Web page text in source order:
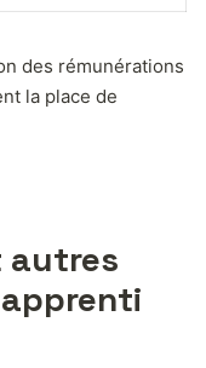
des rémunérations
la place de
autres